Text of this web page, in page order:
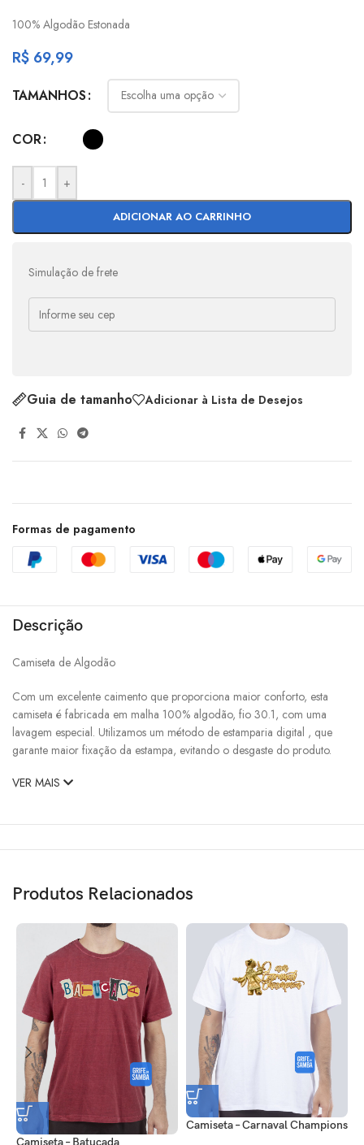
100% Algodão Estonada
R$ 69,99
TAMANHOS
COR
- +
ADICIONAR AO CARRINHO
Simulação de frete
Guia de tamanho Adicionar à Lista de Desejos
Formas de pagamento
Descrição
Camiseta de Algodão
Com um excelente caimento que proporciona maior conforto, esta
camiseta é fabricada em malha 100% algodão, fio 30.1, com uma
lavagem especial. Utilizamos um método de estamparia digital , que
garante maior fixação da estampa, evitando o desgaste do produto.
VER MAIS
Produtos Relacionados
Camiseta – Batucada
Camiseta – Carnaval Champions